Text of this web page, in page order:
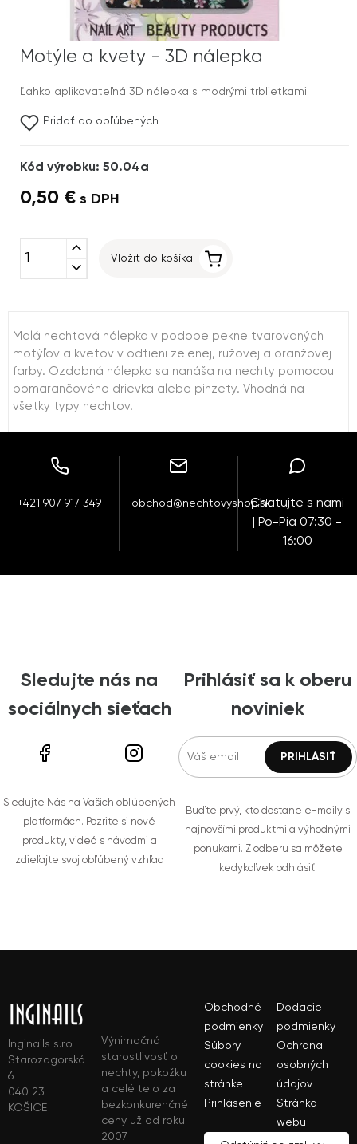
Motýle a kvety - 3D nálepka
Ľahko aplikovateľná 3D nálepka s modrými trblietkami.
Pridať do obľúbených
Kód výrobku: 50.04a
0,50 € s DPH
expand_less
expand_more
Vložiť do košíka
Malá nechtová nálepka v podobe pekne tvarovaných
motýľov a kvetov v odtieni zelenej, ružovej a oranžovej
farby. Ozdobná nálepka sa nanáša na nechty pomocou
pomarančového drievka alebo pinzety. Vhodná na
všetky typy nechtov.
+421 907 917 349 obchod@nechtovyshop.skChatujte s nami
| Po-Pia 07:30 -
16:00
Sledujte nás na
sociálnych sieťach
Sledujte Nás na Vašich obľúbených
platformách. Pozrite si nové
produkty, videá s návodmi a
zdieľajte svoj obľúbený vzhľad
Prihlásiť sa k oberu
noviniek
Buďte prvý, kto dostane e-maily s
najnovšími produktmi a výhodnými
ponukami. Z odberu sa môžete
kedykoľvek odhlásiť.
Inginails s.r.o.
Starozagorská
6
040 23
KOŠICE
Výnimočná
starostlivosť o
nechty, pokožku
a celé telo za
bezkonkurenčné
ceny už od roku
2007
Obchodné
podmienky
Dodacie
podmienky
Súbory
cookies na
stránke
Ochrana
osobných
údajov
Prihlásenie
Stránka
webu